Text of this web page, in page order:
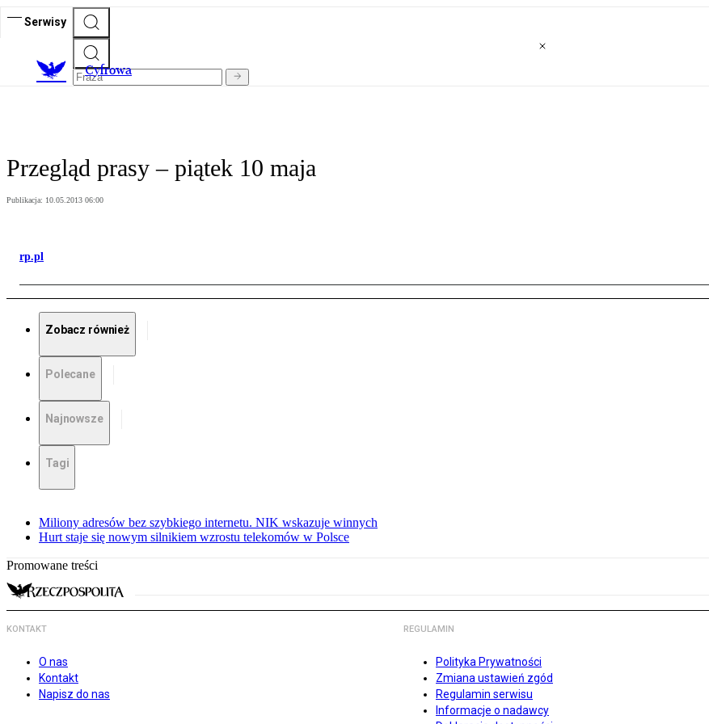
Serwisy
Cyfrowa
Przegląd prasy – piątek 10 maja
Publikacja: 10.05.2013 06:00
rp.pl
Zobacz również
Polecane
Najnowsze
Tagi
Miliony adresów bez szybkiego internetu. NIK wskazuje winnych
Hurt staje się nowym silnikiem wzrostu telekomów w Polsce
Promowane treści
KONTAKT
O nas
Kontakt
Napisz do nas
REGULAMIN
Polityka Prywatności
Zmiana ustawień zgód
Regulamin serwisu
Informacje o nadawcy